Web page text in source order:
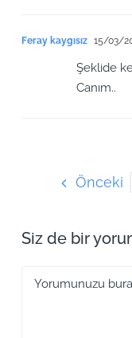
Feray kaygısız 15/03/
Şeklide
Canım..
Önceki
Siz de bir